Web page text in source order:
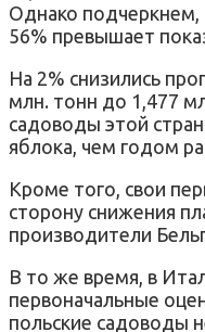
Однако подчеркнем,
56% превышает
На 2% снизились
млн. тонн до 1,477
садоводы этой
яблока, чем годом
Кроме того, свои
сторону снижения
производители
В то же время, в
первоначальные
польские садоводы